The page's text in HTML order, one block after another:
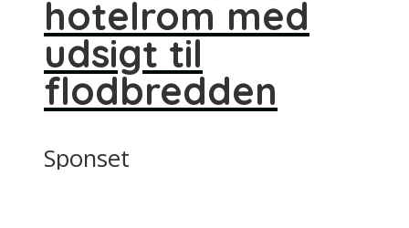
hotelrom med
udsigt til
flodbredden
Sponset